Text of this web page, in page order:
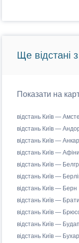
Ще відстані
Показати на
відстань Київ —
відстань Київ —
відстань Київ —
відстань Київ — Афіни
відстань Київ —
відстань Київ —
відстань Київ — Берн
відстань Київ —
відстань Київ —
відстань Київ —
відстань Київ —